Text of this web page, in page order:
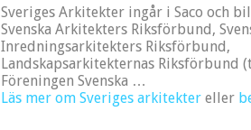
Sveriges Arkitekter ingår i Saco och
Svenska Arkitekters Riksförbund,
Inredningsarkitekters Riksförbund,
Landskapsarkitekternas Riksförbund
Föreningen Svenska …
Läs mer om Sveriges arkitekter eller